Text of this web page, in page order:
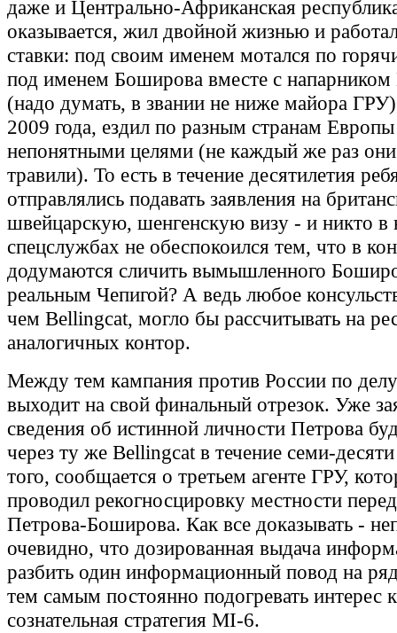
даже и Центрально-Африканская
оказывается, жил двойной жизнью и
ставки: под своим именем мотался по
под именем Боширова вместе с
(надо думать, в звании не ниже майора
2009 года, ездил по разным странам
непонятными целями (не каждый же раз они
травили). То есть в течение десятилетия
отправлялись подавать заявления на
швейцарскую, шенгенскую визу - и никто в
спецслужбах не обеспокоился тем, что в
додумаются сличить вымышленного
реальным Чепигой? А ведь любое
чем Bellingcat, могло бы рассчитывать на
аналогичных контор.
Между тем кампания против России по
выходит на свой финальный отрезок. Уже
сведения об истинной личности Петрова
через ту же Bellingcat в течение семи-
того, сообщается о третьем агенте ГРУ,
проводил рекогносцировку местности
Петрова-Боширова. Как все доказывать -
очевидно, что дозированная выдача
разбить один информационный повод на
тем самым постоянно подогревать интерес
сознательная стратегия MI-6.